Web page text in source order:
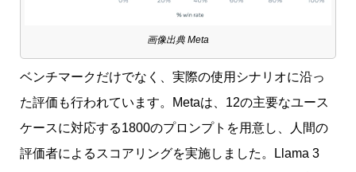
画像出典 Meta
ベンチマークだけでなく、実際の使用シナリオに沿っ
た評価も行われています。Metaは、12の主要なユース
ケースに対応する1800のプロンプトを用意し、人間の
評価者によるスコアリングを実施しました。Llama 3